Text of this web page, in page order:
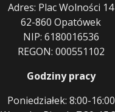
Adres: Plac Wolności 14
62-860 Opatówek
NIP: 6180016536
REGON: 000551102
Godziny pracy
Poniedziałek: 8:00-16:00